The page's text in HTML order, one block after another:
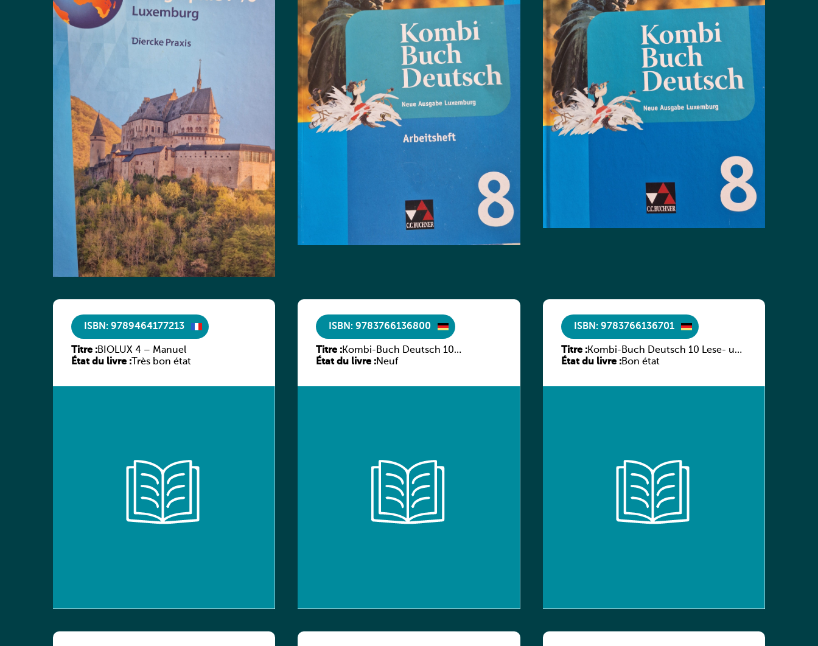
ISBN: 9789464177213
Titre :BIOLUX 4 – Manuel
État du livre : Très bon état
ISBN: 9783766136800
Titre :Kombi-Buch Deutsch 10
Arbeitsheft
État du livre :Neuf
ISBN: 9783766136701
Titre :Kombi-Buch Deutsch 10 Lese- und
Sprachbuch
État du livre :Bon état